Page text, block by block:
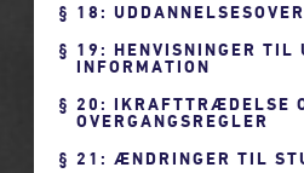
18:
19: HENVISNINGER TIL
INFORMATION
20: IKRAFTTRÆDELSE
OVERGANGSREGLER
21: ÆNDRINGER TIL